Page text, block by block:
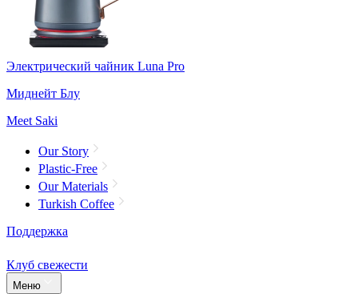
Электрический чайник Luna Pro
Миднейт Блу
Meet Saki
Our Story
Plastic-Free
Our Materials
Turkish Coffee
Поддержка
Клуб свежести
Меню